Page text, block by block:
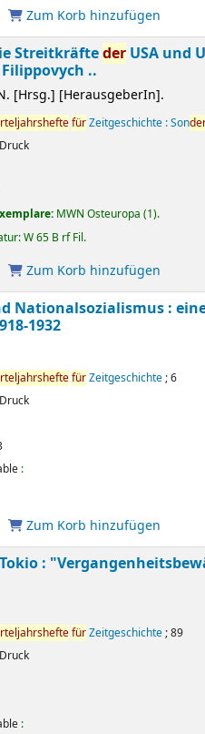
Zum Korb hinzufügen
Streitkräfteder USA und
..
[Hrsg.] [HerausgeberIn].
fürZeitgeschichte : Son
Druck
MWN Osteuropa (1).
W 65 B rf Fil.
Zum Korb hinzufügen
Nationalsozialismus :
1932
fürZeitgeschichte; 6
Druck
:
Zum Korb hinzufügen
:
fürZeitgeschichte; 89
Druck
: